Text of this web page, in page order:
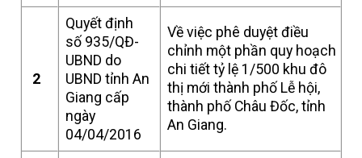
2
Quyết định
số 935/QĐ-
UBND do
UBND tỉnh An
Giang cấp
ngày
04/04/2016
Về việc phê duyệt điều
chỉnh một phần quy hoạch
chi tiết tỷ lệ 1/500 khu đô
thị mới thành phố Lễ hội,
thành phố Châu Đốc, tỉnh
An Giang.